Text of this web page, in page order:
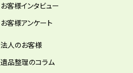
お客様インタビュー
お客様アンケート
法人のお客様
遺品整理のコラム